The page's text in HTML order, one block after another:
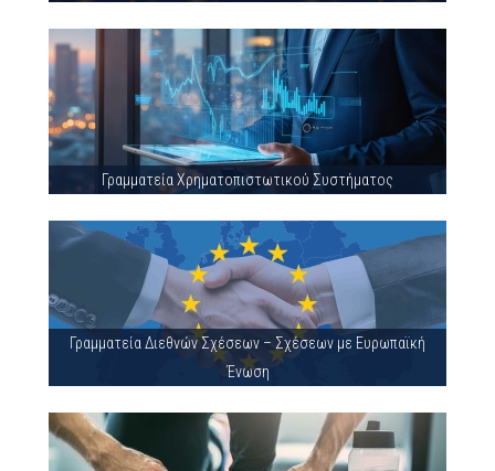
Γραμματεία Χρηματοπιστωτικού Συστήματος
Γραμματεία Διεθνών Σχέσεων – Σχέσεων με Ευρωπαϊκή
Ένωση